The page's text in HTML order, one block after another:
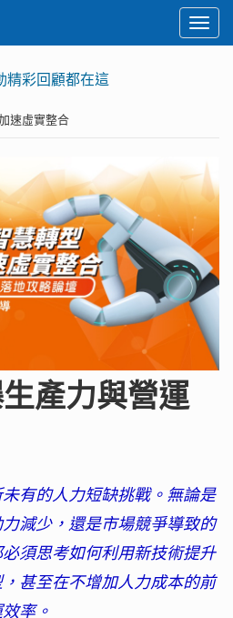
精彩回顧都在這
速虛實整合
產力與營運
有的人力短缺挑戰。無論是
減少，還是市場競爭導致的
須思考如何利用新技術提升
甚至在不增加人力成本的前
率。